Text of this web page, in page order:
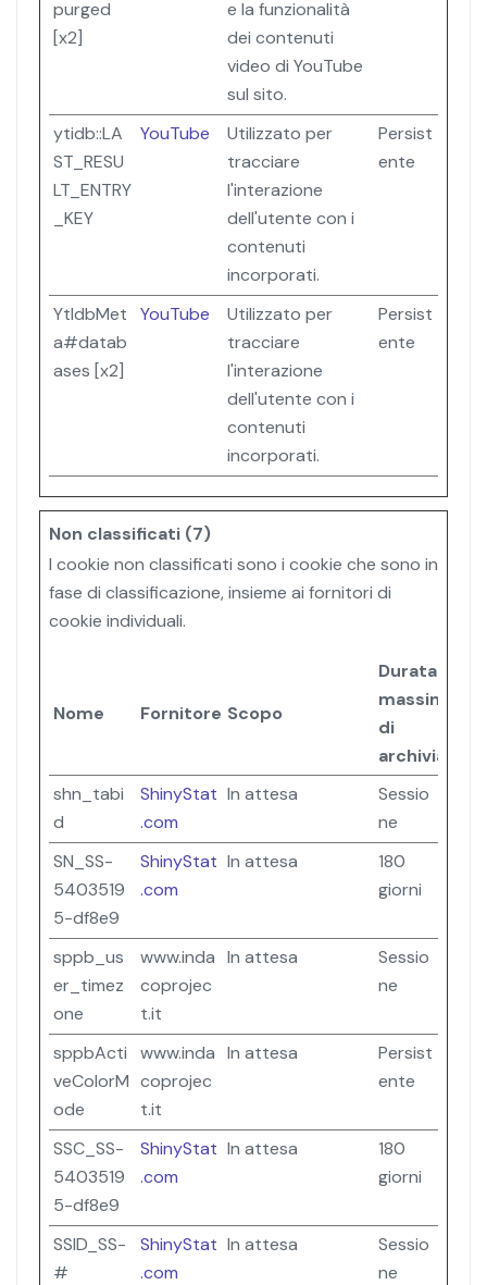
purged
[x2]
e la funzionalità
dei contenuti
video di YouTube
sul sito.
ytidb::LA
ST_RESU
LT_ENTRY
_KEY
YouTube
Utilizzato per
tracciare
l'interazione
dell'utente con i
contenuti
incorporati.
Persist
ente
YtIdbMet
a#datab
ases [x2]
YouTube
Utilizzato per
tracciare
l'interazione
dell'utente con i
contenuti
incorporati.
Persist
ente
Non classificati (7)
I cookie non classificati sono i cookie che sono in
fase di classificazione, insieme ai fornitori di
cookie individuali.
Nome Fornitore Scopo
Durata
massima
di
shn_tabi
d
ShinyStat
.com
In attesa
Sessio
ne
SN_SS-
5403519
5-df8e9
ShinyStat
.com
In attesa
180
giorni
sppb_us
er_timez
one
www.inda
coprojec
t.it
In attesa
Sessio
ne
sppbActi
veColorM
ode
www.inda
coprojec
t.it
In attesa
Persist
ente
SSC_SS-
5403519
5-df8e9
ShinyStat
.com
In attesa
180
giorni
SSID_SS-
#
ShinyStat
.com
In attesa
Sessio
ne